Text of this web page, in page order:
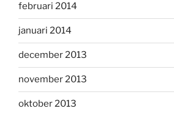
februari 2014
januari 2014
december 2013
november 2013
oktober 2013